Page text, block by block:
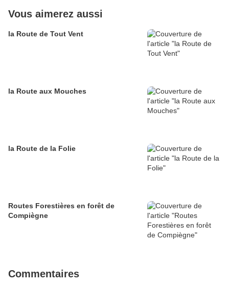
Vous aimerez aussi
la Route de Tout Vent
la Route aux Mouches
la Route de la Folie
Routes Forestières en forêt de
Compiègne
Commentaires